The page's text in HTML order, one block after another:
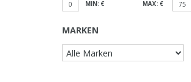
0 MIN: € MAX: € 75
MARKEN